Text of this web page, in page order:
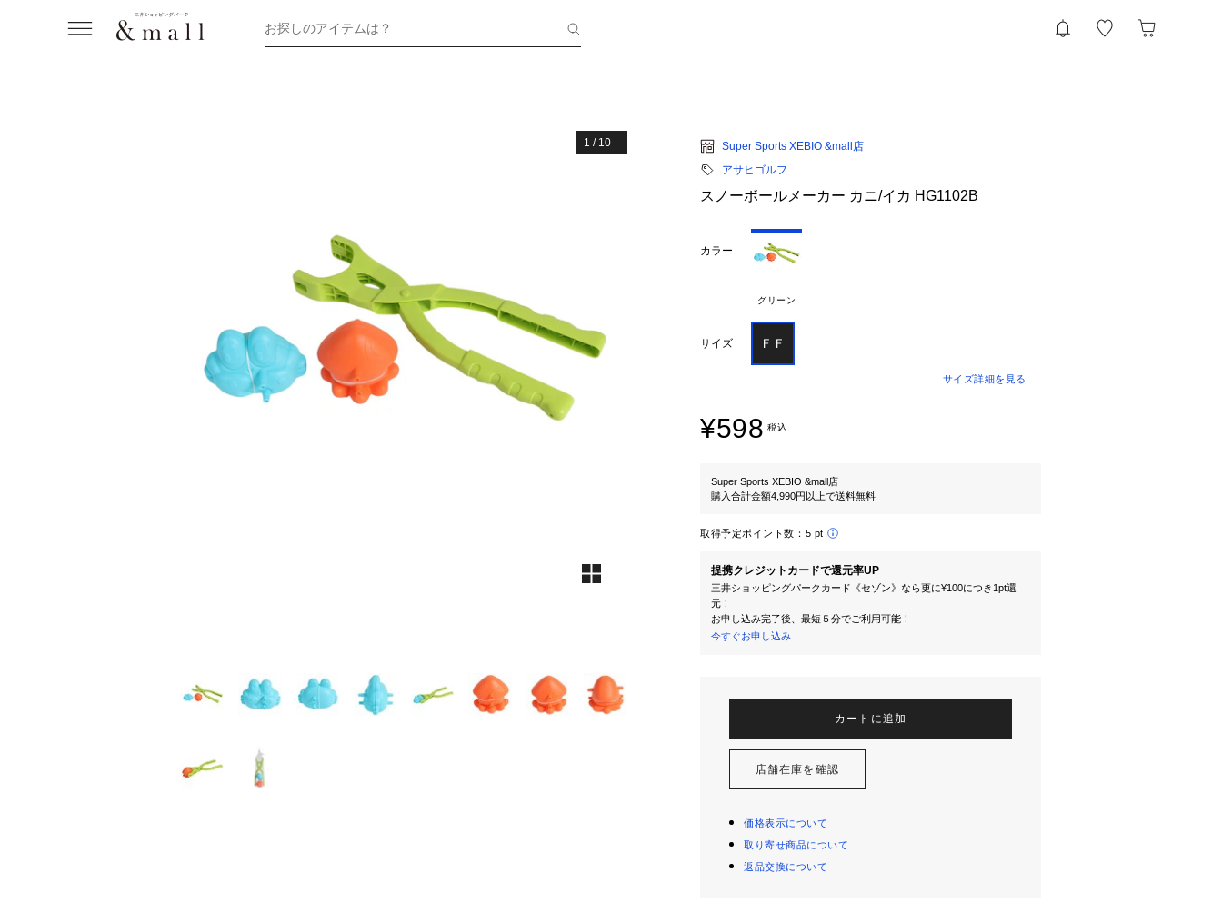
お探しのアイテムは？
1 / 10
Super Sports XEBIO &mall店
アサヒゴルフ
スノーボールメーカー カニ/イカ HG1102B
カラー
グリーン
サイズ ＦＦ
サイズ詳細を見る
¥598 税込
Super Sports XEBIO &mall店
購入合計金額4,990円以上で送料無料
取得予定ポイント数： 5 pt
提携クレジットカードで還元率UP
三井ショッピングパークカード《セゾン》なら更に¥100につき1pt還
元！
お申し込み完了後、最短５分でご利用可能！
今すぐお申し込み
カートに追加
店舗在庫を確認
価格表示について
取り寄せ商品について
返品交換について